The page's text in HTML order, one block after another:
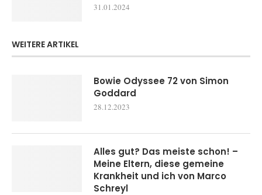
31.01.2024
WEITERE ARTIKEL
Bowie Odyssee 72 von Simon
Goddard
28.12.2023
Alles gut? Das meiste schon! –
Meine Eltern, diese gemeine
Krankheit und ich von Marco
Schreyl